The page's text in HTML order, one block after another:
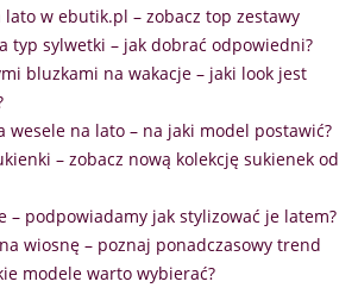
w ebutik.pl – zobacz top zestawy
typ sylwetki – jak dobrać odpowiedni?
bluzkami na wakacje – jaki look jest
wesele na lato – na jaki model postawić?
– zobacz nową kolekcję sukienek od
– podpowiadamy jak stylizować je latem?
wiosnę – poznaj ponadczasowy trend
modele warto wybierać?